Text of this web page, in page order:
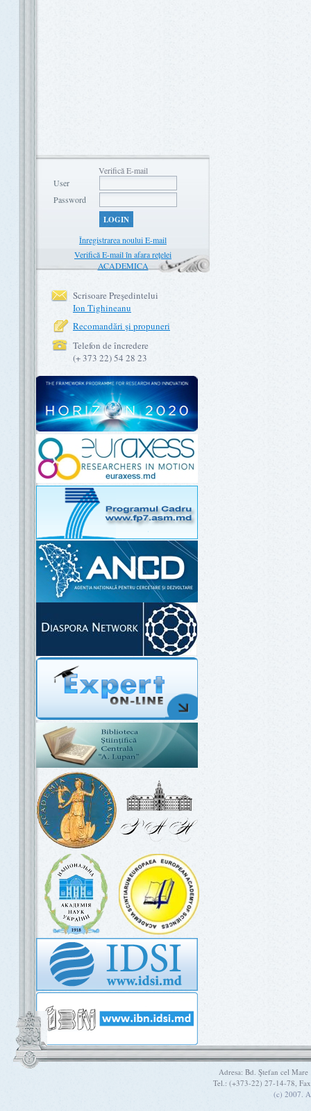
Verifică E-mail
User
Password
LOGIN
Înregistrarea noului E-mail
Verifică E-mail în afara rețelei
ACADEMICA
Scrisoare Preşedintelui
Ion Tighineanu
Recomandări şi propuneri
Telefon de încredere
(+ 373 22) 54 28 23
Adresa: Bd. Ştefan cel
Tel.: (+373-22) 27-14-78,
(c) 2007.